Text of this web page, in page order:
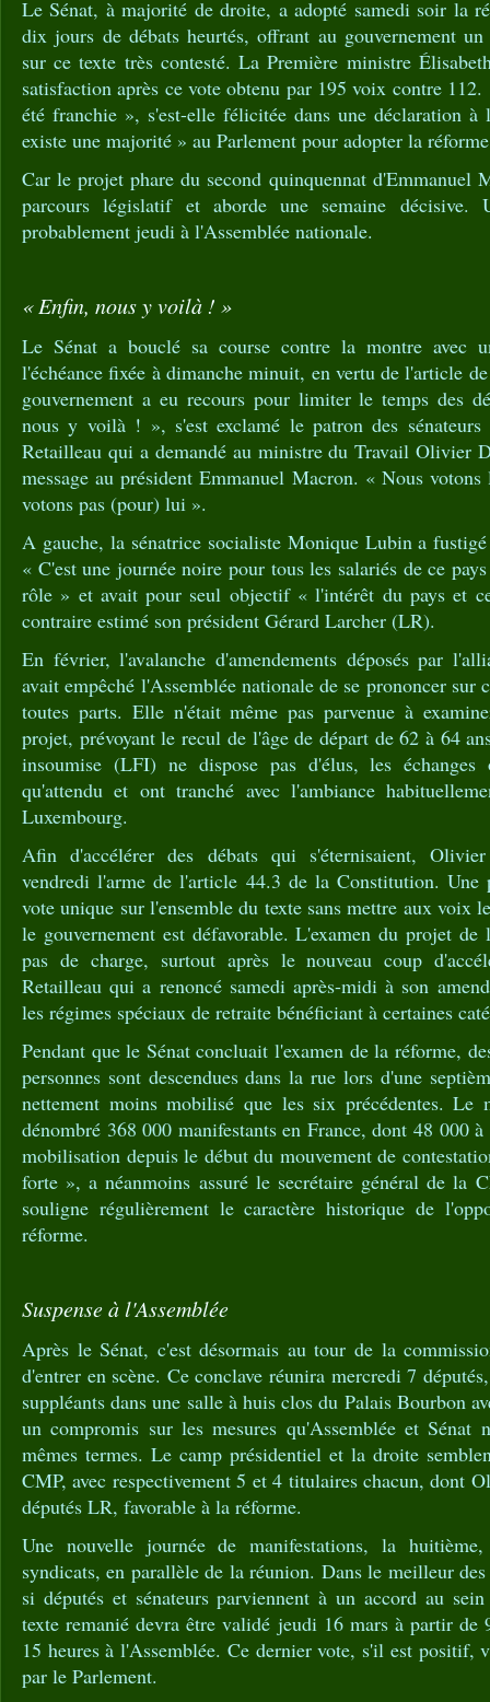
Le Sénat, à majorité de droite, a adopté samedi soir la
dix jours de débats heurtés, offrant au gouvernement
sur ce texte très contesté. La Première ministre
satisfaction après ce vote obtenu par 195 voix contre
été franchie », s'est-elle félicitée dans une déclaration
existe une majorité » au Parlement pour adopter la
Car le projet phare du second quinquennat d'Emmanuel
parcours législatif et aborde une semaine décisive.
probablement jeudi à l'Assemblée nationale.
« Enfin, nous y voilà ! »
Le Sénat a bouclé sa course contre la montre avec
l'échéance fixée à dimanche minuit, en vertu de l'article
gouvernement a eu recours pour limiter le temps des
nous y voilà ! », s'est exclamé le patron des
Retailleau qui a demandé au ministre du Travail Olivier
message au président Emmanuel Macron. « Nous
votons pas (pour) lui ».
A gauche, la sénatrice socialiste Monique Lubin a
« C'est une journée noire pour tous les salariés de ce
rôle » et avait pour seul objectif « l'intérêt du pays et
contraire estimé son président Gérard Larcher (LR).
En février, l'avalanche d'amendements déposés par
avait empêché l'Assemblée nationale de se prononcer sur
toutes parts. Elle n'était même pas parvenue à
projet, prévoyant le recul de l'âge de départ de 62 à 64
insoumise (LFI) ne dispose pas d'élus, les
qu'attendu et ont tranché avec l'ambiance
Luxembourg.
Afin d'accélérer des débats qui s'éternisaient,
vendredi l'arme de l'article 44.3 de la Constitution. Une
vote unique sur l'ensemble du texte sans mettre aux voix
le gouvernement est défavorable. L'examen du projet
pas de charge, surtout après le nouveau coup
Retailleau qui a renoncé samedi après-midi à son
les régimes spéciaux de retraite bénéficiant à certaines
Pendant que le Sénat concluait l'examen de la réforme,
personnes sont descendues dans la rue lors d'une
nettement moins mobilisé que les six précédentes. Le
dénombré 368 000 manifestants en France, dont 48 000
mobilisation depuis le début du mouvement de
forte », a néanmoins assuré le secrétaire général de la
souligne régulièrement le caractère historique de
réforme.
Suspense à l'Assemblée
Après le Sénat, c'est désormais au tour de la
d'entrer en scène. Ce conclave réunira mercredi 7
suppléants dans une salle à huis clos du Palais Bourbon
un compromis sur les mesures qu'Assemblée et Sénat
mêmes termes. Le camp présidentiel et la droite
CMP, avec respectivement 5 et 4 titulaires chacun, dont
députés LR, favorable à la réforme.
Une nouvelle journée de manifestations, la
syndicats, en parallèle de la réunion. Dans le meilleur
si députés et sénateurs parviennent à un accord au
texte remanié devra être validé jeudi 16 mars à partir de
15 heures à l'Assemblée. Ce dernier vote, s'il est positif,
par le Parlement.